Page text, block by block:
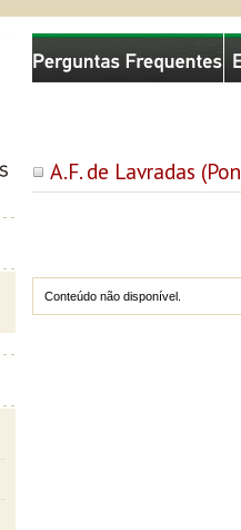
A.F. de Lavradas
Conteúdo não disponível.
Comissão Nacional de Eleições